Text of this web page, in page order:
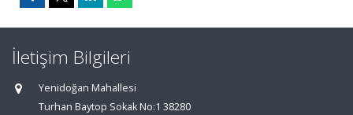
İletişim Bilgileri
Yenidoğan Mahallesi
Turhan Baytop Sokak No:1 38280